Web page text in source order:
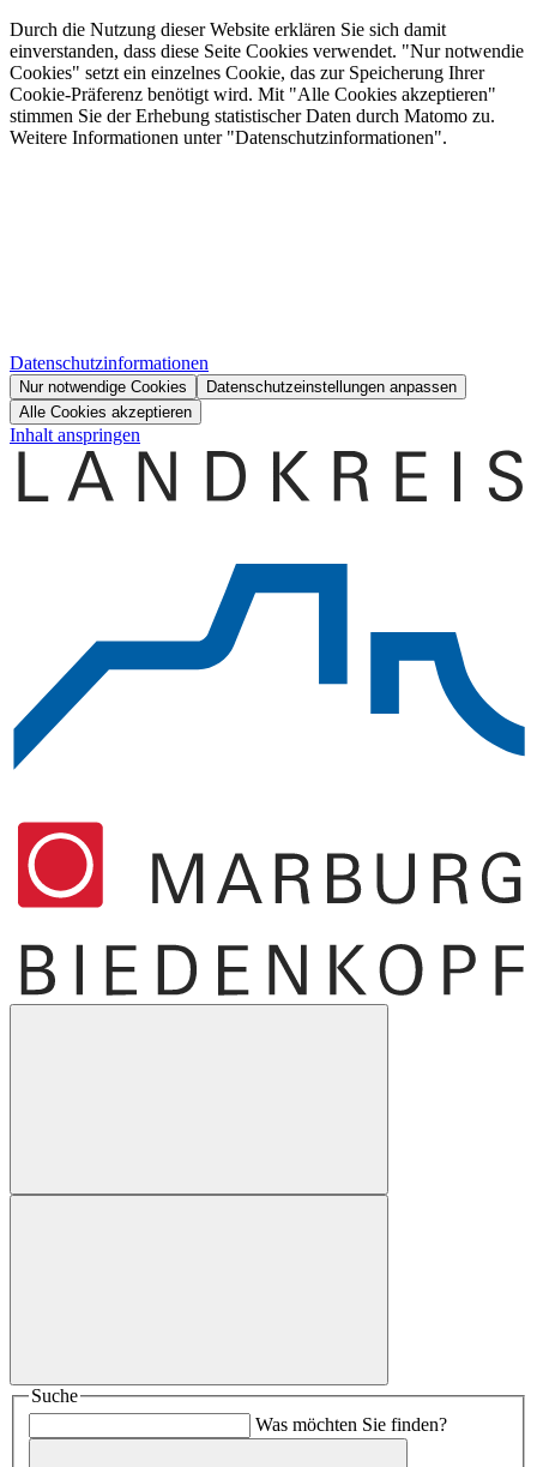
Durch die Nutzung dieser Website erklären Sie sich damit
einverstanden, dass diese Seite Cookies verwendet. "Nur notwendie
Cookies" setzt ein einzelnes Cookie, das zur Speicherung Ihrer
Cookie-Präferenz benötigt wird. Mit "Alle Cookies akzeptieren"
stimmen Sie der Erhebung statistischer Daten durch Matomo zu.
Weitere Informationen unter "Datenschutzinformationen".
Datenschutzinformationen
Nur notwendige Cookies
Datenschutzeinstellungen anpassen
Alle Cookies akzeptieren
Inhalt anspringen
Suche
Was möchten Sie finden?